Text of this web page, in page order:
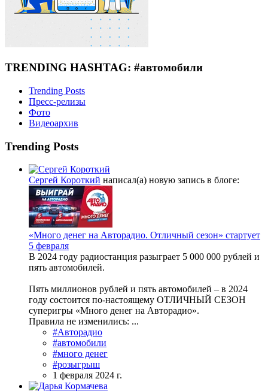
TRENDING HASHTAG: #автомобили
Trending Posts
Пресс-релизы
Фото
Видеоархив
Trending Posts
Сергей Короткий написал(а) новую запись в блоге:
«Много денег на Авторадио. Отличный сезон» стартует
5 февраля
В 2024 году радиостанция разыграет 5 000 000 рублей и
пять автомобилей.
Пять миллионов рублей и пять автомобилей – в 2024
году состоится по-настоящему ОТЛИЧНЫЙ СЕЗОН
суперигры «Много денег на Авторадио».
Правила не изменились: ...
#Авторадио
#автомобили
#много денег
#розыгрыш
1 февраля 2024 г.